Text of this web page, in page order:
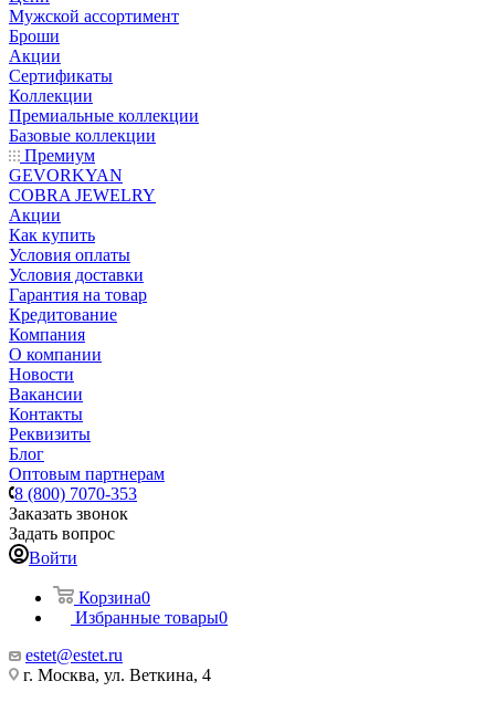
Мужской ассортимент
Броши
Акции
Сертификаты
Коллекции
Премиальные коллекции
Базовые коллекции
Премиум
GEVORKYAN
COBRA JEWELRY
Акции
Как купить
Условия оплаты
Условия доставки
Гарантия на товар
Кредитование
Компания
О компании
Новости
Вакансии
Контакты
Реквизиты
Блог
Оптовым партнерам
8 (800) 7070-353
Заказать звонок
Задать вопрос
Войти
Корзина0
Избранные товары0
estet@estet.ru
г. Москва, ул. Веткина, 4